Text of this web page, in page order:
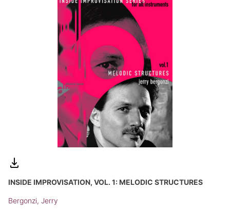
INSIDE IMPROVISATION, VOL. 1: MELODIC STRUCTURES
Bergonzi, Jerry